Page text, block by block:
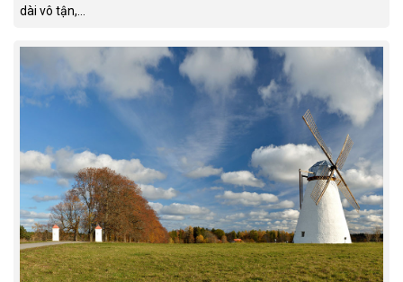
dài vô tận,...